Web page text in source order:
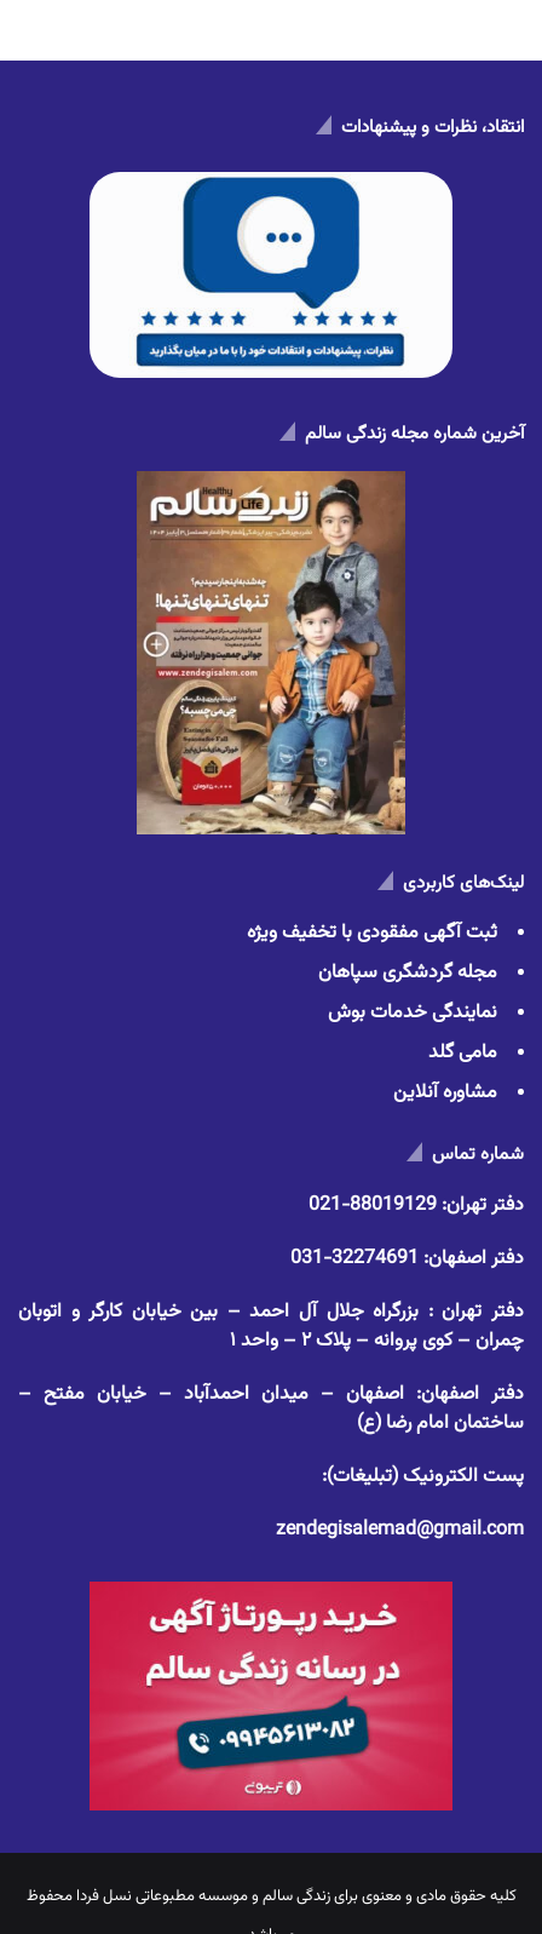
انتقاد، نظرات و پیشنهادات
آخرین شماره مجله زندگی سالم
لینک‌های کاربردی
ثبت آگهی مفقودی با تخفیف ویژه
مجله گردشگری سپاهان
نمایندگی خدمات بوش
مامی گلد
مشاوره آنلاین
شماره تماس
دفتر تهران: 88019129-021
دفتر اصفهان: 32274691-031
دفتر تهران : بزرگراه جلال آل احمد – بین خیابان کارگر و اتوبان
چمران – کوی پروانه – پلاک ۲ – واحد ۱
دفتر اصفهان: اصفهان – میدان احمدآباد – خیابان مفتح –
ساختمان امام رضا (ع)
پست الکترونیک (تبلیغات):
zendegisalemad@gmail.com
کلیه حقوق مادی و معنوی برایزندگی سالم و موسسه مطبوعاتی نسل فردا محفوظ